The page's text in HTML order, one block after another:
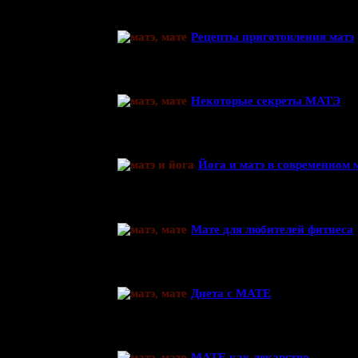
Рецепты приготовления матэ
Некоторые секреты МАТЭ
Йога и матэ в современном
Мате для любителей фитнеса
Диета с МАТЕ